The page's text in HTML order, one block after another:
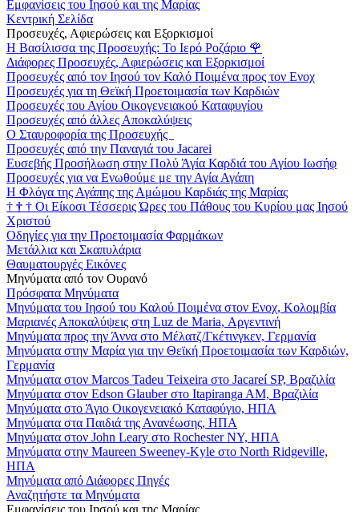
Εμφανίσεις του Ιησού και της Μαρίας
Κεντρική Σελίδα
Προσευχές, Αφιερώσεις και Εξορκισμοί
Η Βασίλισσα της Προσευχής: Το Ιερό Ροζάριο 🌹
Διάφορες Προσευχές, Αφιερώσεις και Εξορκισμοί
Προσευχές από τον Ιησού τον Καλό Ποιμένα προς τον Ενοχ
Προσευχές για τη Θεϊκή Προετοιμασία των Καρδιών
Προσευχές του Αγίου Οικογενειακού Καταφυγίου
Προσευχές από άλλες Αποκαλύψεις
Ο Σταυροφορία της Προσευχής
Προσευχές από την Παναγιά του Jacarei
Ευσεβής Προσήλωση στην Πολύ Άγία Καρδιά του Αγίου Ιωσήφ
Προσευχές για να Ενωθούμε με την Αγία Αγάπη
Η Φλόγα της Αγάπης της Αμώμου Καρδιάς της Μαρίας
† † † Οι Είκοσι Τέσσερις Ώρες του Πάθους του Κυρίου μας Ιησού
Χριστού
Οδηγίες για την Προετοιμασία Φαρμάκων
Μετάλλια και Σκαπυλάρια
Θαυματουργές Εικόνες
Μηνύματα από τον Ουρανό
Πρόσφατα Μηνύματα
Μηνύματα του Ιησού του Καλού Ποιμένα στον Ενοχ, Κολομβία
Μαριανές Αποκαλύψεις στη Luz de Maria, Αργεντινή
Μηνύματα προς την Άννα στο Μέλατζ/Γκέτινγκεν, Γερμανία
Μηνύματα στην Μαρία για την Θεϊκή Προετοιμασία των Καρδιών,
Γερμανία
Μηνύματα στον Marcos Tadeu Teixeira στο Jacareí SP, Βραζιλία
Μηνύματα στον Edson Glauber στο Itapiranga AM, Βραζιλία
Μηνύματα στο Άγιο Οικογενειακό Καταφύγιο, ΗΠΑ
Μηνύματα στα Παιδιά της Ανανέωσης, ΗΠΑ
Μηνύματα στον John Leary στο Rochester NY, ΗΠΑ
Μηνύματα στην Maureen Sweeney-Kyle στο North Ridgeville,
ΗΠΑ
Μηνύματα από Διάφορες Πηγές
Αναζητήστε τα Μηνύματα
Εμφανίσεις του Ιησού και της Μαρίας